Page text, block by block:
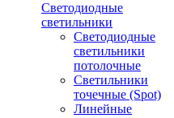
Светодиодные
светильники
Светодиодные
светильники
потолочные
Светильники
точечные (Spot)
Линейные